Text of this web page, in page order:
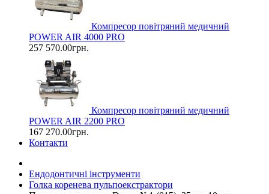
Компресор повітряний медичний
POWER AIR 4000 PRO
257 570.00грн.
Компресор повітряний медичний
POWER AIR 2200 PRO
167 270.00грн.
Контакти
Ендодонтичні інструменти
Голка коренева пульпоекстрактори